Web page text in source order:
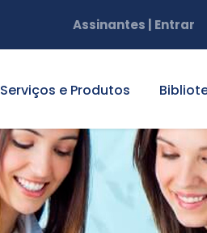
Assinantes | Entrar
Serviços e Produtos